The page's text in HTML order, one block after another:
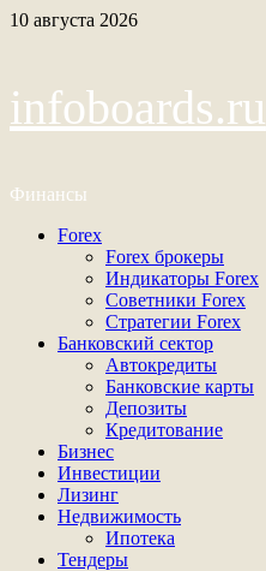
Перейти
10 августа 2026
infoboards.ru
Финансы
Основное
Forex
Forex брокеры
Индикаторы Forex
Советники Forex
Стратегии Forex
Банковский сектор
Автокредиты
Банковские карты
Депозиты
Кредитование
Бизнес
Инвестиции
Лизинг
Недвижимость
Ипотека
Тендеры